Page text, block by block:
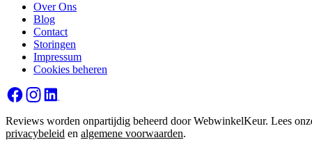
Over Ons
Blog
Contact
Storingen
Impressum
Cookies beheren
Reviews worden onpartijdig beheerd door WebwinkelKeur. Lees
privacybeleid en algemene voorwaarden.